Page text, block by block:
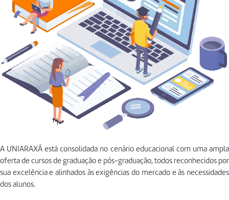
A UNIARAXÁ está consolidada no cenário educacional com uma ampla
oferta de cursos de graduação e pós-graduação, todos reconhecidos por
sua excelência e alinhados às exigências do mercado e às necessidades
dos alunos.